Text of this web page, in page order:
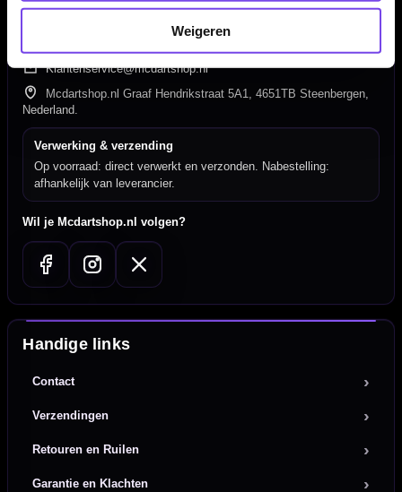
Weigeren
Hulp Nodig? Wij helpen graag!
Klantenservice@mcdartshop.nl
Mcdartshop.nl Graaf Hendrikstraat 5A1, 4651TB Steenbergen,
Nederland.
Verwerking & verzending
Op voorraad: direct verwerkt en verzonden. Nabestelling:
afhankelijk van leverancier.
Wil je Mcdartshop.nl volgen?
Handige links
Contact
Verzendingen
Retouren en Ruilen
Garantie en Klachten